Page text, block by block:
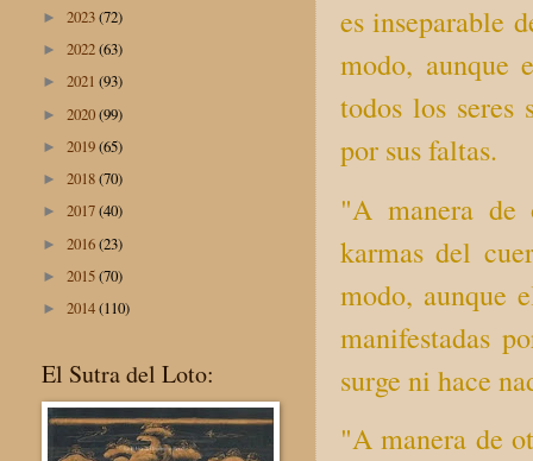
es inseparable
modo, aunque
todos los seres
por sus faltas.
"A manera de
karmas del
modo, aunque
manifestadas
surge ni hace
"A manera de
► 2023(72)
► 2022(63)
► 2021 (93)
► 2020(99)
► 2019(65)
► 2018(70)
► 2017(40)
► 2016(23)
► 2015(70)
► 2014(110)
El Sutra del Loto: